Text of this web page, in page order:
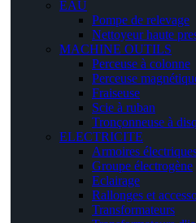
EAU
Pompe de relevage
Nettoyeur haute
MACHINE OUTILS
Perceuse à colonne
Perceuse
Fraiseuse
Scie à ruban
Tronçonneuse à
ELECTRICITE
Armoires
Groupe électrogène
Eclairage
Rallonges et
Transformateurs